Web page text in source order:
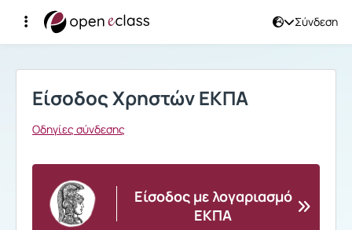
Σύνδεση
Σύνδεση
Είσοδος Χρηστών ΕΚΠΑ
Οδηγίες σύνδεσης
Είσοδος με λογαριασμό
ΕΚΠΑ